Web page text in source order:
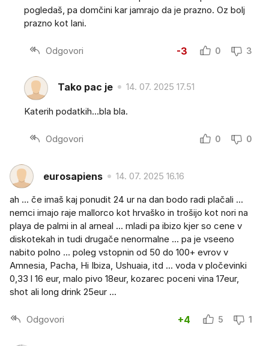
pogledaš, pa domčini kar jamrajo da je prazno. Oz bolj
prazno kot lani.
Odgovori -3 0 3
Tako pac je 14. 07. 2025 17.51
Katerih podatkih...bla bla.
Odgovori 0 0
eurosapiens 14. 07. 2025 16.16
ah ... če imaš kaj ponudit 24 ur na dan bodo radi plačali ...
nemci imajo raje mallorco kot hrvaško in trošijo kot nori na
playa de palmi in al arneal ... mladi pa ibizo kjer so cene v
diskotekah in tudi drugače nenormalne ... pa je vseeno
nabito polno ... poleg vstopnin od 50 do 100+ evrov v
Amnesia, Pacha, Hi Ibiza, Ushuaia, itd ... voda v pločevinki
0,33 l 16 eur, malo pivo 18eur, kozarec poceni vina 17eur,
shot ali long drink 25eur ...
Odgovori +4 5 1